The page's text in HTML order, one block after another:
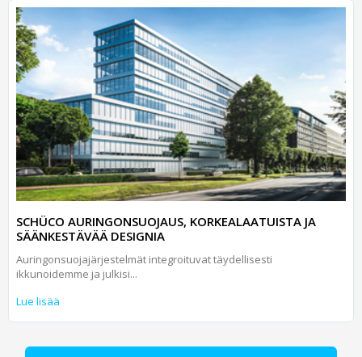
SCHÜCO AURINGONSUOJAUS, KORKEALAATUISTA JA
SÄÄNKESTÄVÄÄ DESIGNIA
Auringonsuojajärjestelmät integroituvat täydellisesti
ikkunoidemme ja julkisi...
Lue lisää